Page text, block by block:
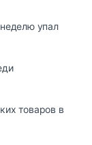
упал
товаров в